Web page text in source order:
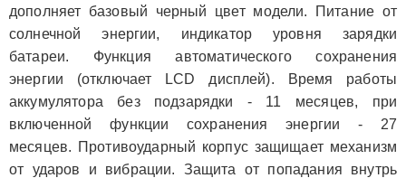
дополняет базовый черный цвет модели. Питание от
солнечной энергии, индикатор уровня зарядки
батареи. Функция автоматического сохранения
энергии (отключает LCD дисплей). Время работы
аккумулятора без подзарядки - 11 месяцев, при
включенной функции сохранения энергии - 27
месяцев. Противоударный корпус защищает механизм
от ударов и вибрации. Защита от попадания внутрь